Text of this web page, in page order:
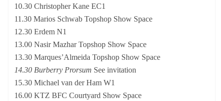
10.30 Christopher Kane EC1
11.30 Marios Schwab Topshop Show Space
12.30 Erdem N1
13.00 Nasir Mazhar Topshop Show Space
13.30 Marques’Almeida Topshop Show Space
14.30 Burberry Prorsum See invitation
15.30 Michael van der Ham W1
16.00 KTZ BFC Courtyard Show Space